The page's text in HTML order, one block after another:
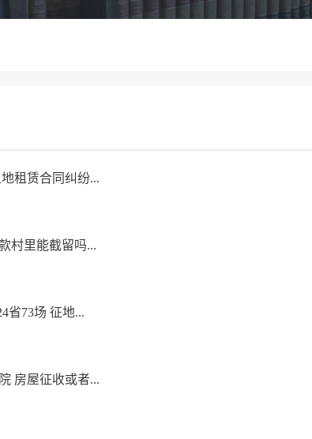
租赁合同纠纷...
村里能截留吗...
省73场 征地...
房屋征收或者...